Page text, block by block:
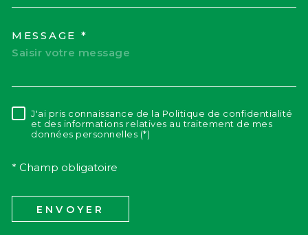
MESSAGE *
RÈGLEMENTATION
J'ai pris connaissance de la Politique de confidentialité
et des informations relatives au traitement de mes
données personnelles (*)
* Champ obligatoire
ENVOYER